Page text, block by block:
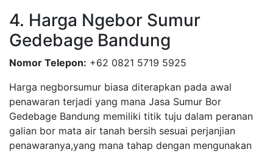
4. Harga Ngebor Sumur
Gedebage Bandung
Nomor Telepon: +62 0821 5719 5925
Harga negborsumur biasa diterapkan pada awal
penawaran terjadi yang mana Jasa Sumur Bor
Gedebage Bandung memiliki titik tuju dalam peranan
galian bor mata air tanah bersih sesuai perjanjian
penawaranya,yang mana tahap dengan mengunakan